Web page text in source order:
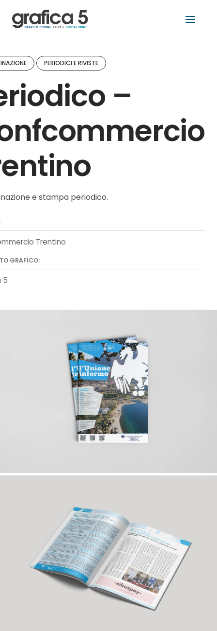
content
PERIODICI E RIVISTE
–
e stampa periodico.
Trentino
GRAFICO:
5